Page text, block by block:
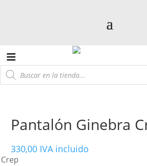
Búsqueda
de
productos
Pantalón Ginebra
330,00 IVA incluido
Crep